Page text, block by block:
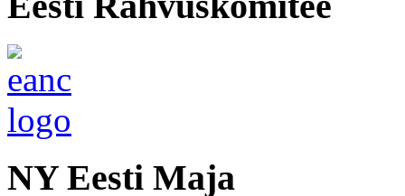
NY Eesti Maja